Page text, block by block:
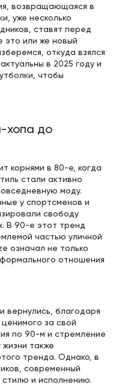
возвращающаяся в
уже несколько
ставят перед
это или же новый
откуда взялся
в 2025 году и
чтобы
хопа до
корнями в 80-е, когда
стали активно
моду.
у спортсменов и
свободу
В 90-е этот тренд
частью уличной
означал не только
отношения
вернулись, благодаря
за свой
по 90-м и стремление
также
тренда. Однако, в
современный
и исполнению.